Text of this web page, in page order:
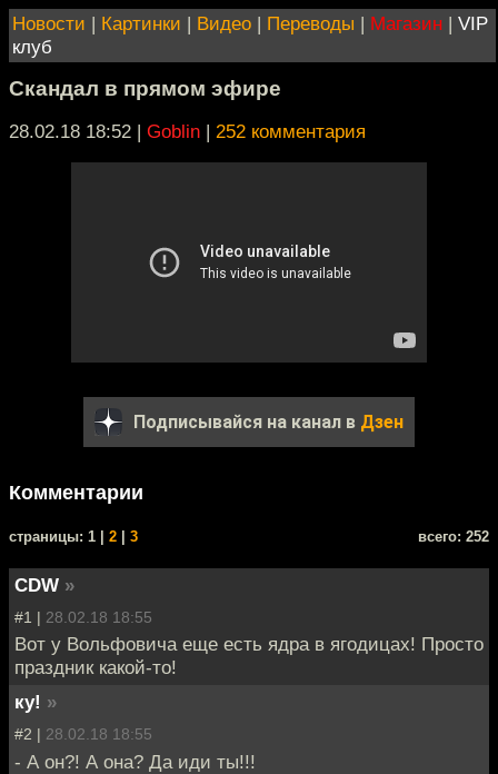
Новости | Картинки | Видео | Переводы | Магазин | VIP
клуб
Скандал в прямом эфире
28.02.18 18:52 | Goblin | 252 комментария
Подписывайся на канал в Дзен
Комментарии
cтраницы: 1 | 2 3 всего: 252
CDW »
#1 | 28.02.18 18:55
Вот у Вольфовича еще есть ядра в ягодицах! Просто
праздник какой-то!
ку! »
#2 | 28.02.18 18:55
- А он?! А она? Да иди ты!!!